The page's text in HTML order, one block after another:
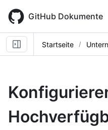
main
content
GitHub Dokumente
Startseite